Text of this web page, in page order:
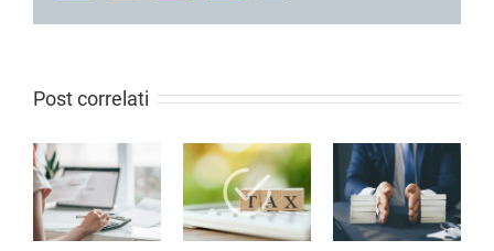
Post correlati